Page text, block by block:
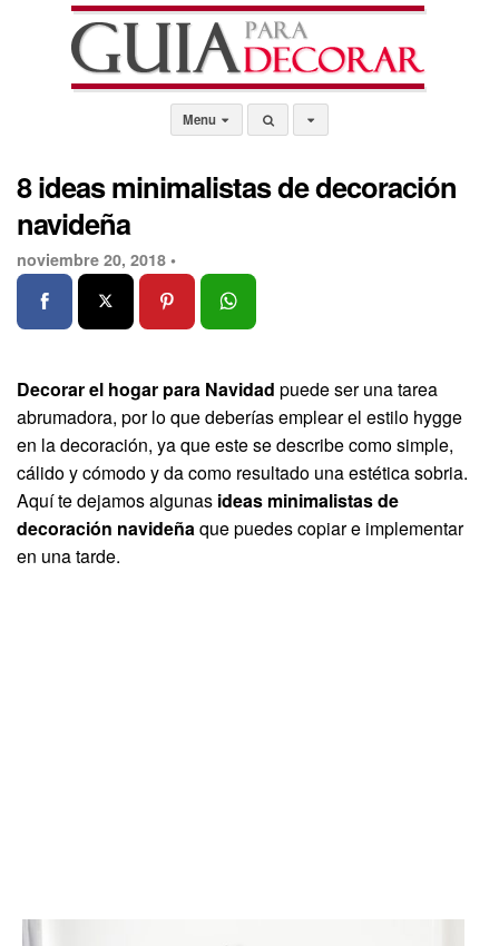
Menu
8 ideas minimalistas de decoración
navideña
noviembre 20, 2018 •
Decorar el hogar para Navidad puede ser una tarea
abrumadora, por lo que deberías emplear el estilo hygge
en la decoración, ya que este se describe como simple,
cálido y cómodo y da como resultado una estética sobria.
Aquí te dejamos algunas ideas minimalistas de
decoración navideñaque puedes copiar e implementar
en una tarde.